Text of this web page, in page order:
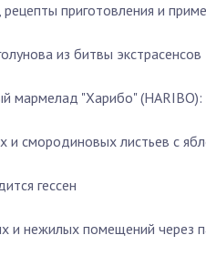
приготовления и
из битвы экстрасенсов
мармелад "Харибо" (HARIBO):
и смородиновых листьев с
гессен
и нежилых помещений через